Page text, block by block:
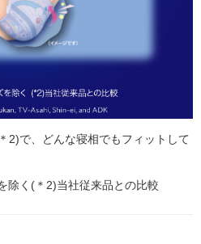
2)で、どんな寝相でもフィットして
除く(＊2)当社従来品との比較